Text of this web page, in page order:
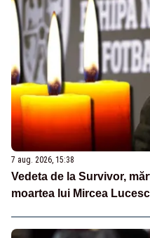
7 aug. 2026, 15:38
Vedeta de la Survivor,
moartea lui Mircea